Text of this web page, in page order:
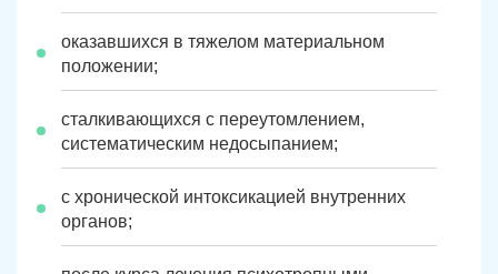
оказавшихся в тяжелом материальном
положении;
сталкивающихся с переутомлением,
систематическим недосыпанием;
с хронической интоксикацией внутренних
органов;